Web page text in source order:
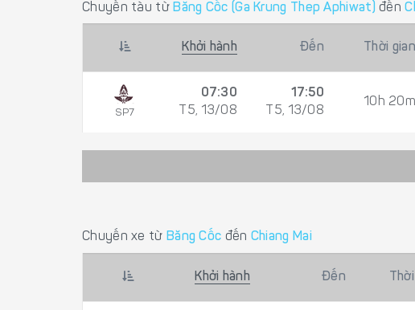
Chuyến tàu từ Băng Cốc (Ga Krung Thep Aphiwat) đến
Khởi hành Đến Thời gian
SP7
07:30
T5, 13/08
17:50
T5, 13/08
10h 20m
Chuyến xe từ Băng Cốc đến Chiang Mai
Khởi hành Đến